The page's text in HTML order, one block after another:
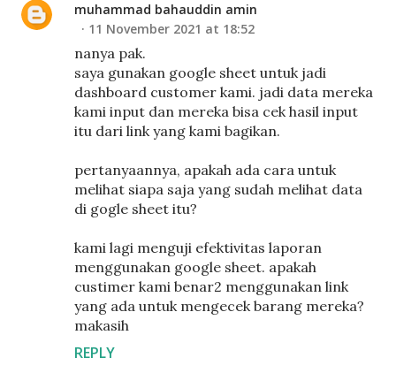
muhammad bahauddin amin
11 November 2021 at 18:52
nanya pak.
saya gunakan google sheet untuk jadi
dashboard customer kami. jadi data mereka
kami input dan mereka bisa cek hasil input
itu dari link yang kami bagikan.
pertanyaannya, apakah ada cara untuk
melihat siapa saja yang sudah melihat data
di gogle sheet itu?
kami lagi menguji efektivitas laporan
menggunakan google sheet. apakah
custimer kami benar2 menggunakan link
yang ada untuk mengecek barang mereka?
makasih
REPLY